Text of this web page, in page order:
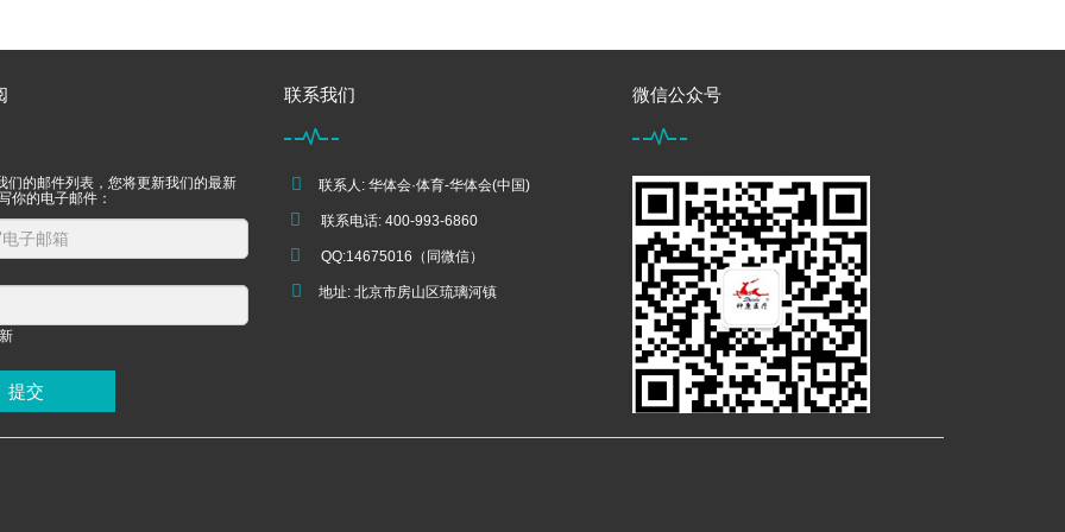
们的邮件列表，您将更新我们的最新
你的电子邮件：
提交
联系我们
联系人: 华体会·体育-华体会(中国)
联系电话: 400-993-6860
QQ:14675016（同微信）
地址: 北京市房山区琉璃河镇
微信公众号